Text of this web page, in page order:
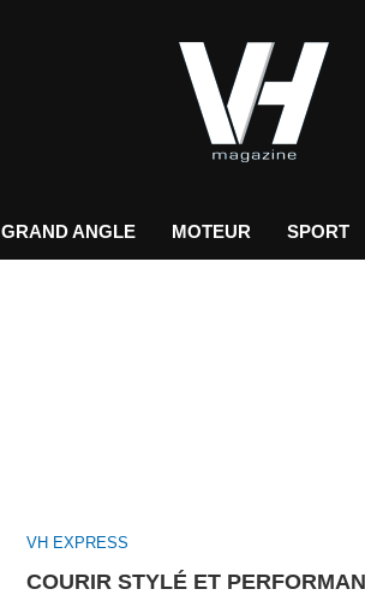
GRAND ANGLE MOTEUR SPORT
VH EXPRESS
COURIR STYLÉ ET